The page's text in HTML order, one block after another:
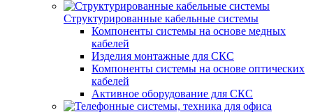
Структурированные кабельные системы
Компоненты системы на основе медных
кабелей
Изделия монтажные для СКС
Компоненты системы на основе оптических
кабелей
Активное оборудование для СКС